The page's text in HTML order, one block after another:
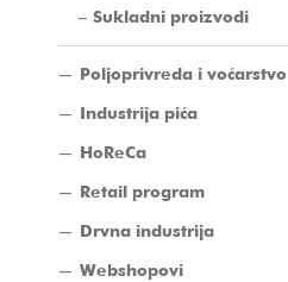
Sukladni proizvodi
Poljoprivreda i voćarstvo
Industrija pića
HoReCa
Retail program
Drvna industrija
Webshopovi